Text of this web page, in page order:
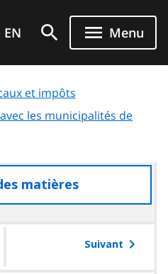
EN Menu
et impôts
les municipalités de
matières
à
table
Suivant